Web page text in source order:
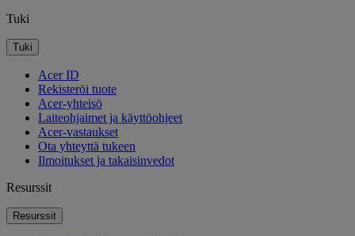
Tuki
Tuki
Acer ID
Rekisteröi tuote
Acer-yhteisö
Laiteohjaimet ja käyttöohjeet
Acer-vastaukset
Ota yhteyttä tukeen
Ilmoitukset ja takaisinvedot
Resurssit
Resurssit